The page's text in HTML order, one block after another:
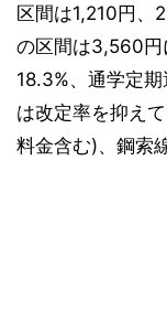
区間は1,210円
の区間は3,560円
18.3%、通学定
は改定率を抑え
料金含む)、鋼索